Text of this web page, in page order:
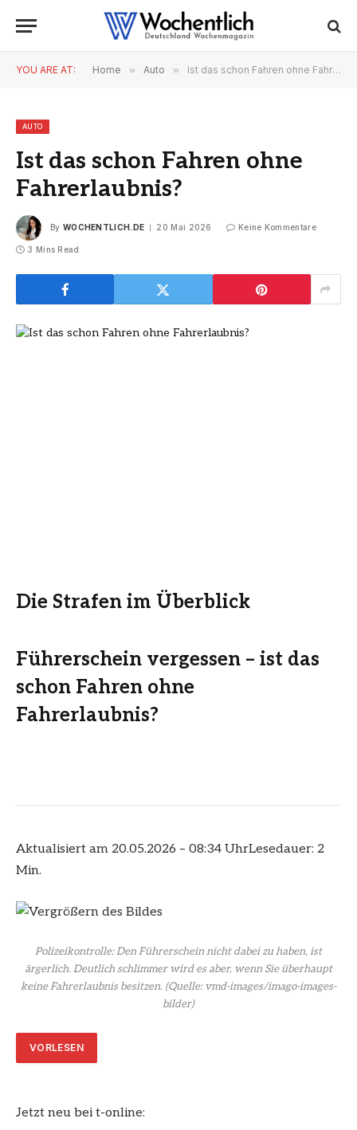
YOU ARE AT: Home » Auto » Ist das schon Fahren ohne Fahrerlaubnis?
AUTO
Ist das schon Fahren ohne
Fahrerlaubnis?
By WOCHENTLICH.DE 20 Mai 2026 Keine Kommentare
3 Mins Read
Die Strafen im Überblick
Führerschein vergessen – ist das
schon Fahren ohne
Fahrerlaubnis?
Aktualisiert am 20.05.2026 – 08:34 UhrLesedauer: 2
Min.
Polizeikontrolle: Den Führerschein nicht dabei zu haben, ist
ärgerlich. Deutlich schlimmer wird es aber, wenn Sie überhaupt
keine Fahrerlaubnis besitzen. (Quelle: vmd-images/imago-images-
bilder)
VORLESEN
Jetzt neu bei t-online: